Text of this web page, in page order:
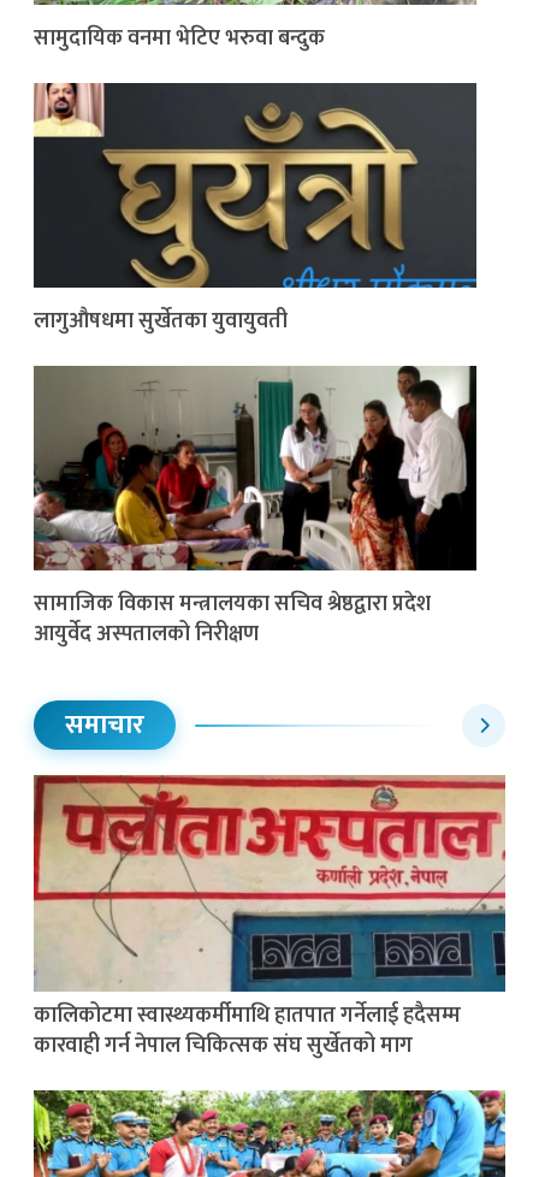
सामुदायिक वनमा भेटिए भरुवा बन्दुक
लागुऔषधमा सुर्खेतका युवायुवती
सामाजिक विकास मन्त्रालयका सचिव श्रेष्ठद्वारा प्रदेश
आयुर्वेद अस्पतालको निरीक्षण
समाचार
कालिकोटमा स्वास्थ्यकर्मीमाथि हातपात गर्नेलाई हदैसम्म
कारवाही गर्न नेपाल चिकित्सक संघ सुर्खेतको माग